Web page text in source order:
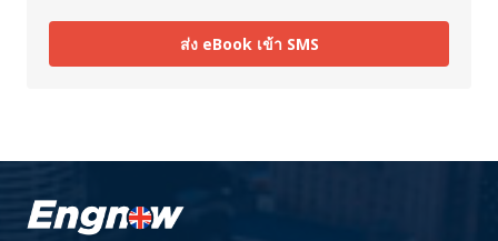
ส่ง eBook เข้า SMS